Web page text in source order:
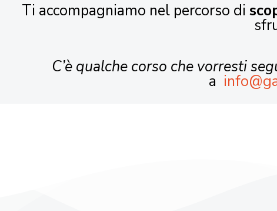
Ti accompagniamo nel percorso di
C’è qualche corso che vorresti
a